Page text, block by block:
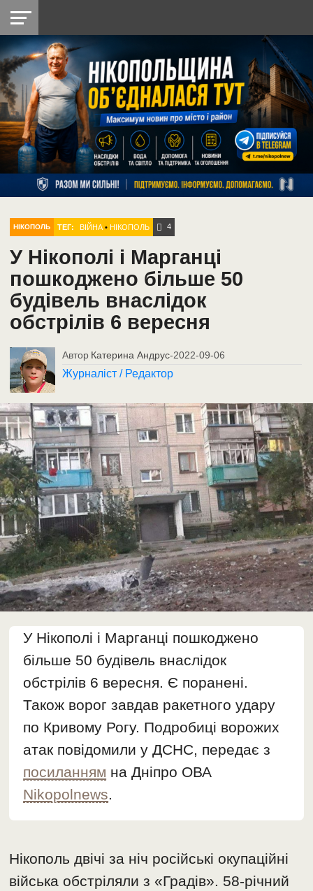
НІКОПОЛЬ
РАЙОН
СІЧЕСЛАВСЬКА
УКРАЇНА
РЕТРО
НІКОПОЛЬ
ЛАЙТ
УКРАЇНА
ДОПОМОГА
РАДІО
НІКОПОЛЬ ТЕГ: ВІЙНА •НІКОПОЛЬ 4
У Нікополі і Марганці
пошкоджено більше 50
будівель внаслідок
обстрілів 6 вересня
Автор Катерина Андрус-2022-09-06
Журналіст / Редактор
У Нікополі і Марганці пошкоджено
більше 50 будівель внаслідок
обстрілів 6 вересня. Є поранені.
Також ворог завдав ракетного удару
по Кривому Рогу. Подробиці ворожих
атак повідомили у ДСНС, передає з
посиланням на Дніпро ОВА
Nikopolnews.
Нікополь двічі за ніч російські окупаційні
війська обстріляли з «Градів». 58-річний